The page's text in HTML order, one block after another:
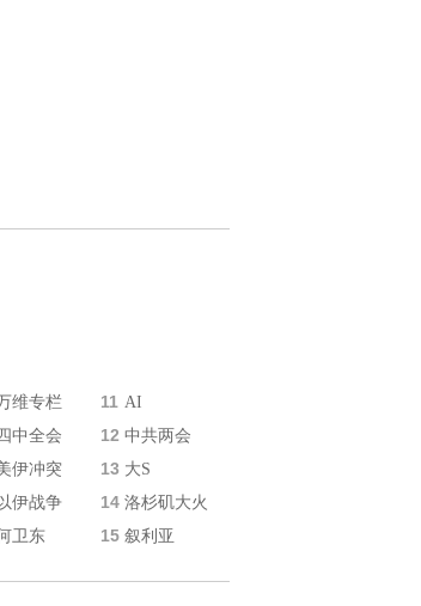
维专栏 11 AI
中全会 12 中共两会
伊冲突 13 大S
伊战争 14 洛杉矶大火
卫东 15 叙利亚